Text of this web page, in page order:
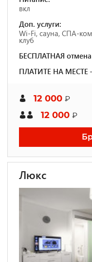
вкл
Доп. услуги:
Wi-Fi, сауна, СПА-
клуб
БЕСПЛАТНАЯ
ПЛАТИТЕ НА МЕСТЕ
12 000 ₽
12 000 ₽
Люкс